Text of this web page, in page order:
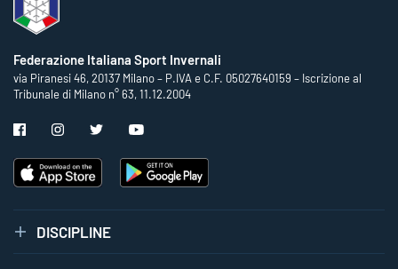
Federazione Italiana Sport Invernali
via Piranesi 46, 20137 Milano – P.IVA e C.F. 05027640159 – Iscrizione al
Tribunale di Milano n° 63, 11.12.2004
DISCIPLINE